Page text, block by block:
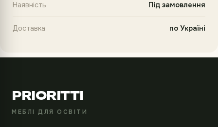
Наявність Під замовлення
Доставка по Україні
PRIORITTI
МЕБЛІ ДЛЯ ОСВІТИ